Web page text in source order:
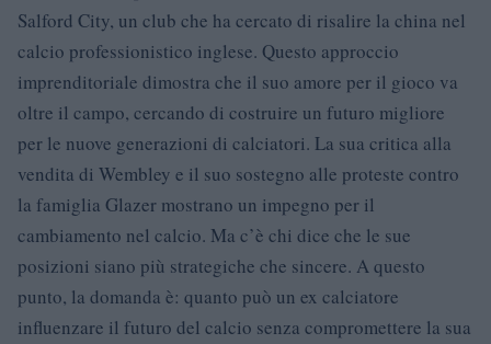
Salford City, un club che ha cercato di risalire la china nel
calcio professionistico inglese. Questo approccio
imprenditoriale dimostra che il suo amore per il gioco va
oltre il campo, cercando di costruire un futuro migliore
per le nuove generazioni di calciatori. La sua critica alla
vendita di Wembley e il suo sostegno alle proteste contro
la famiglia Glazer mostrano un impegno per il
cambiamento nel calcio. Ma c’è chi dice che le sue
posizioni siano più strategiche che sincere. A questo
punto, la domanda è: quanto può un ex calciatore
influenzare il futuro del calcio senza compromettere la sua